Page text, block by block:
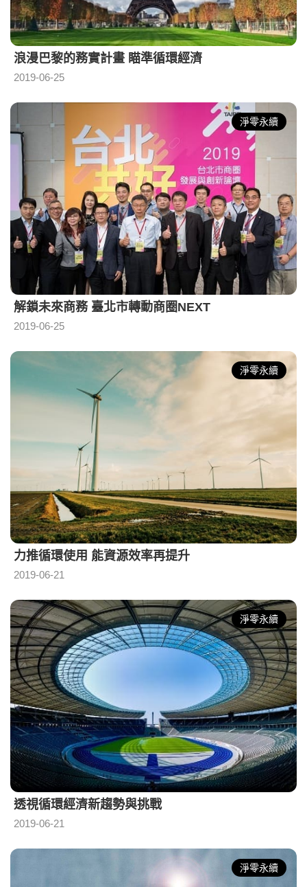
浪漫巴黎的務實計畫 瞄準循環經濟
2019-06-25
淨零永續
解鎖未來商務 臺北市轉動商圈NEXT
2019-06-25
淨零永續
力推循環使用 能資源效率再提升
2019-06-21
淨零永續
透視循環經濟新趨勢與挑戰
2019-06-21
淨零永續